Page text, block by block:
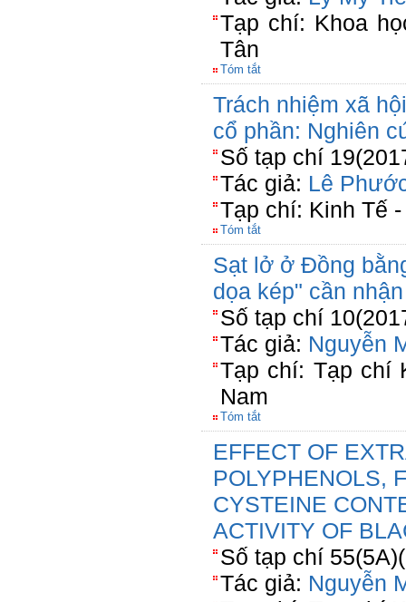
Tạp chí: Khoa
Tân
Tóm tắt
Trách nhiệm xã
cổ phần: Nghiên
Số tạp chí
Tác giả: Lê
Tạp chí: Kinh Tế
Tóm tắt
Sạt lở ở Đồng
dọa kép" cần
Số tạp chí
Tác giả: Nguyễn
Tạp chí: Tạp chí
Nam
Tóm tắt
EFFECT OF
POLYPHENOLS,
CYSTEINE
ACTIVITY OF
Số tạp chí
Tác giả: Nguyễn